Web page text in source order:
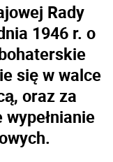
Rady
1946 r. o
się w walce
oraz za